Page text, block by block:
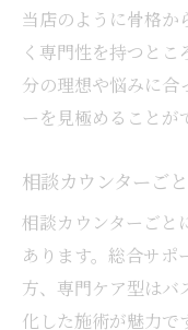
当店のように骨格か
く専門性を持つと
分の理想や悩みに合
ーを見極めることが
相談カウンターご
相談カウンターごと
あります。総合サポ
方、専門ケア型はバ
化した施術が魅力で